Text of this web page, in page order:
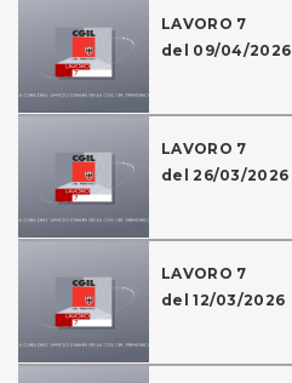
LAVORO 7
del 09/04/2026
LAVORO 7
del 26/03/2026
LAVORO 7
del 12/03/2026